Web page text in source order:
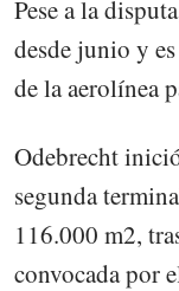
Pese a la
desde junio y
de la aerolínea
Odebrecht
segunda
116.000 m2,
convocada por